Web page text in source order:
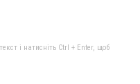
і натисніть Ctrl + Enter, щоб